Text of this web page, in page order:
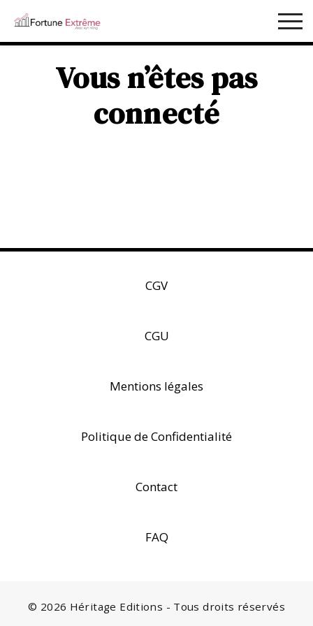
Vous n’êtes pas
connecté
CGV
CGU
Mentions légales
Politique de Confidentialité
Contact
FAQ
© 2026 Héritage Editions - Tous droits réservés